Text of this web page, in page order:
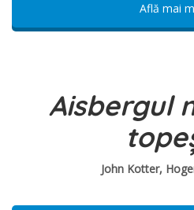
Află mai
Aisbergul
John Kotter,